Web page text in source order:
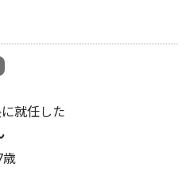
就任した